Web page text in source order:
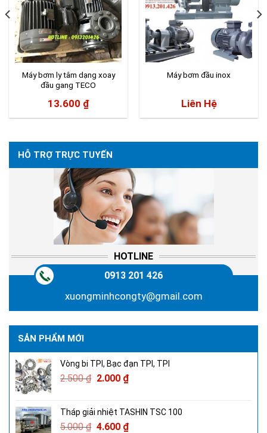
HỖ TRỢ TRỰC TUYẾN
HOTLINE
0913 201 426
xuongminhcongty@gmail.com
SẢN PHẨM MỚI
Vòng bi TPI, Bạc đạn TPI, TPI
2.500₫ 2.000 ₫
Tháp giải nhiệt TASHIN TSC 100
5.000₫ 4.600 ₫
Máy bơm ly tâm dạng xoay
đầu gang TECO
13.600 ₫
Máy bơm đầu inox
Liên Hệ